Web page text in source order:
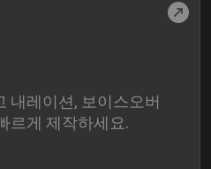
내레이션, 보이스오버
르게 제작하세요.